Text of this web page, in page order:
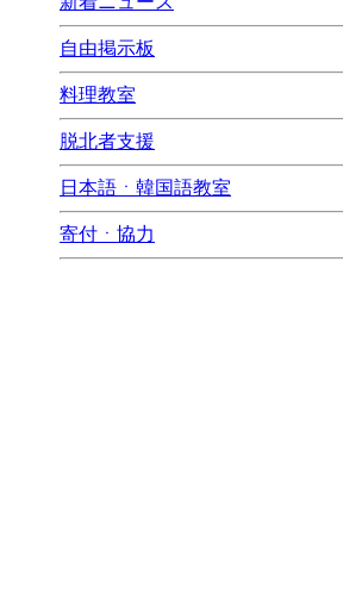
自由掲示板
料理教室
脱北者支援
日本語ㆍ韓国語教室
寄付ㆍ協力